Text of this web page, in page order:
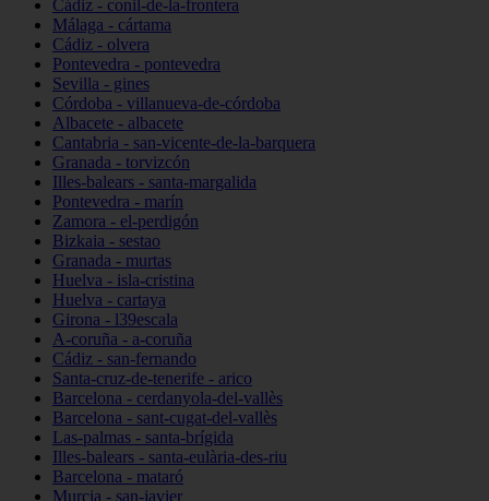
Cádiz - conil-de-la-frontera
Málaga - cártama
Cádiz - olvera
Pontevedra - pontevedra
Sevilla - gines
Córdoba - villanueva-de-córdoba
Albacete - albacete
Cantabria - san-vicente-de-la-barquera
Granada - torvizcón
Illes-balears - santa-margalida
Pontevedra - marín
Zamora - el-perdigón
Bizkaia - sestao
Granada - murtas
Huelva - isla-cristina
Huelva - cartaya
Girona - l39escala
A-coruña - a-coruña
Cádiz - san-fernando
Santa-cruz-de-tenerife - arico
Barcelona - cerdanyola-del-vallès
Barcelona - sant-cugat-del-vallès
Las-palmas - santa-brígida
Illes-balears - santa-eulària-des-riu
Barcelona - mataró
Murcia - san-javier